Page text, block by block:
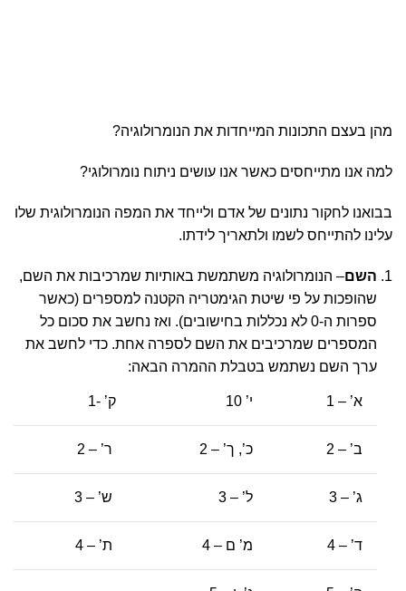
מהן בעצם התכונות המייחדות את הנומרולוגיה?
למה אנו מתייחסים כאשר אנו עושים ניתוח נומרולוגי?
בבואנו לחקור נתונים של אדם ולייחד את המפה הנומרולוגית שלו
עלינו להתייחס לשמו ולתאריך לידתו.
השם– הנומרולוגיה משתמשת באותיות שמרכיבות את השם,
שהופכות על פי שיטת הגימטריה הקטנה למספרים (כאשר
ספרות ה-0 לא נכללות בחישובים). ואז נחשב את סכום כל
המספרים שמרכיבים את השם לספרה אחת. כדי לחשב את
ערך השם נשתמש בטבלת ההמרה הבאה:
א’ – 1 י’ 10 ק’ -1
ב’ – 2 כ’, ך’ – 2 ר’ – 2
ג’ – 3 ל’ – 3 ש’ – 3
ד’ – 4 מ’ ם – 4 ת’ – 4